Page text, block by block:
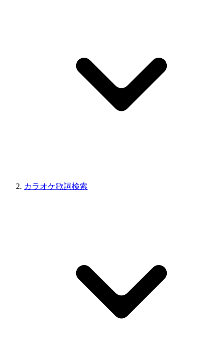
カラオケ歌詞検索